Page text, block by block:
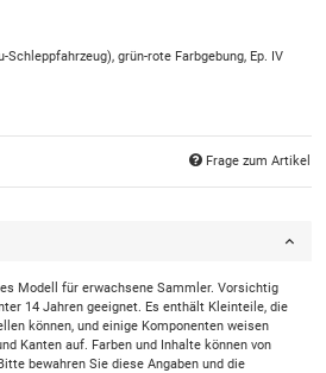
Schleppfahrzeug), grün-rote Farbgebung, Ep. IV
Frage zum Artikel
Modell für erwachsene Sammler. Vorsichtig
14 Jahren geeignet. Es enthält Kleinteile, die
können, und einige Komponenten weisen
Kanten auf. Farben und Inhalte können von
bewahren Sie diese Angaben und die